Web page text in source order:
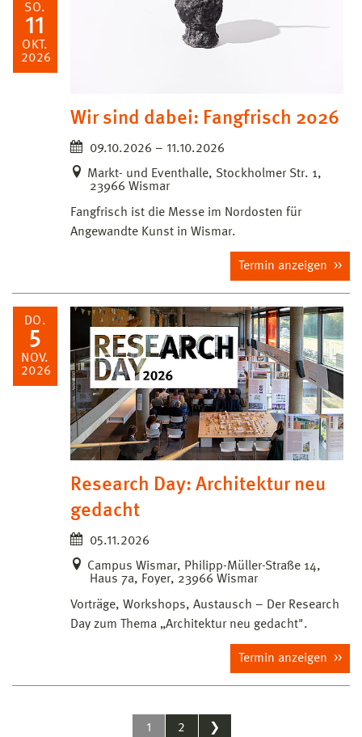
SO.
11
OKT.
2026
Wir sind dabei: Fangfrisch 2026
09.10.2026 – 11.10.2026
Markt- und Eventhalle, Stockholmer Str. 1,
23966 Wismar
Fangfrisch ist die Messe im Nordosten für
Angewandte Kunst in Wismar.
Termin anzeigen
DO.
5
NOV.
2026
Research Day: Architektur neu
gedacht
05.11.2026
Campus Wismar, Philipp-Müller-Straße 14,
Haus 7a, Foyer, 23966 Wismar
Vorträge, Workshops, Austausch – Der Research
Day zum Thema „Architektur neu gedacht".
Termin anzeigen
1 2 ❯